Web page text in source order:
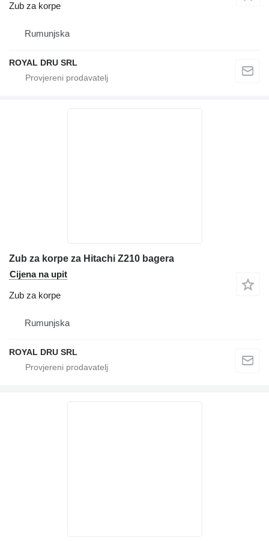
Zub za korpe
Rumunjska
ROYAL DRU SRL
Zub za korpe za Hitachi Z210 bagera
Cijena na upit
Zub za korpe
Rumunjska
ROYAL DRU SRL